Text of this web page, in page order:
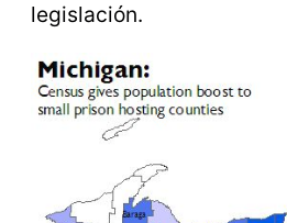
legislación.